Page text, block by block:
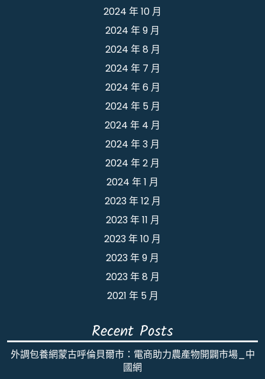
2024 年 10 月
2024 年 9 月
2024 年 8 月
2024 年 7 月
2024 年 6 月
2024 年 5 月
2024 年 4 月
2024 年 3 月
2024 年 2 月
2024 年 1 月
2023 年 12 月
2023 年 11 月
2023 年 10 月
2023 年 9 月
2023 年 8 月
2021 年 5 月
Recent Posts
外調包養網蒙古呼倫貝爾市：電商助力農產物開闢市場_中
國網